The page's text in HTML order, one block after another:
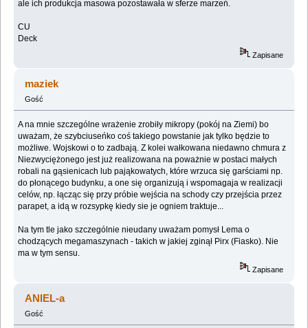
ale ich produkcja masowa pozostawała w sferze marzeń.
CU
Deck
Zapisane
maziek
Gość
A na mnie szczególne wrażenie zrobiły mikropy (pokój na Ziemi) bo
uważam, że szybciuseńko coś takiego powstanie jak tylko będzie to
możliwe. Wojskowi o to zadbają. Z kolei wałkowana niedawno chmura z
Niezwyciężonego jest już realizowana na poważnie w postaci małych
robali na gąsienicach lub pająkowatych, które wrzuca się garściami np.
do płonącego budynku, a one się organizują i wspomagaja w realizacji
celów, np. łącząc się przy próbie wejścia na schody czy przejścia przez
parapet, a idą w rozsypkę kiedy sie je ogniem traktuje...
Na tym tle jako szczególnie nieudany uważam pomysł Lema o
chodzących megamaszynach - takich w jakiej zginął Pirx (Fiasko). Nie
ma w tym sensu.
Zapisane
ANIEL-a
Gość